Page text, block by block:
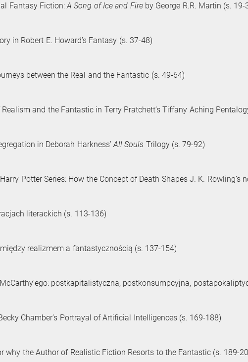
Fantasy Fiction:A Song of Ice and Fireby George R.R. Martin (s. 19-
in Robert E. Howard’s Fantasy (s. 37-48)
between the Real and the Fantastic (s. 49-64)
and the Fantastic in Terry Pratchett’s Tiffany Aching
in Deborah Harkness’All Souls Trilogy (s. 79-92)
Potter Series: How the Concept of Death Shapes J. K. Rowling’s
literackich (s. 113-136)
realizmem a fantastycznością (s. 137-154)
postkapitalistyczna, postkonsumpcyjna,
Chamber’s Portrayal of Artificial Intelligences (s. 169-188)
why the Author of Realistic Fiction Resorts to the Fantastic (s. 189-